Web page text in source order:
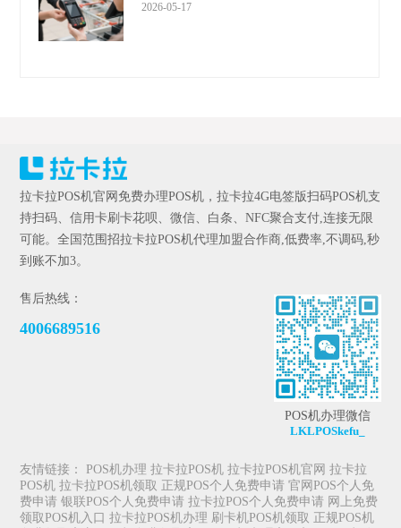
2026-05-17
拉卡拉POS机官网免费办理POS机，拉卡拉4G电签版扫码POS机支
持扫码、信用卡刷卡花呗、微信、白条、NFC聚合支付,连接无限
可能。全国范围招拉卡拉POS机代理加盟合作商,低费率,不调码,秒
到账不加3。
售后热线：
4006689516
POS机办理微信
LKLPOSkefu_
友情链接： POS机办理 拉卡拉POS机 拉卡拉POS机官网 拉卡拉
POS机 拉卡拉POS机领取 正规POS个人免费申请 官网POS个人免
费申请 银联POS个人免费申请 拉卡拉POS个人免费申请 网上免费
领取POS机入口 拉卡拉POS机办理 刷卡机POS机领取 正规POS机